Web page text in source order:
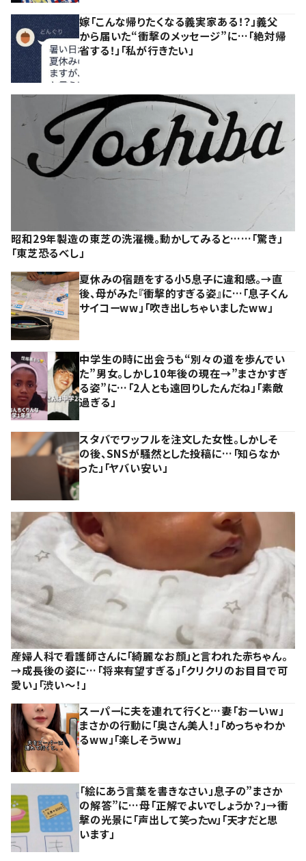
嫁「こんな帰りたくなる義実家ある！？」義父
から届いた“衝撃のメッセージ”に…「絶対帰
省する！」「私が行きたい」
昭和29年製造の東芝の洗濯機。動かしてみると……「驚き」
「東芝恐るべし」
夏休みの宿題をする小5息子に違和感。→直
後、母がみた『衝撃的すぎる姿』に…「息子くん
サイコーww」「吹き出しちゃいましたww」
中学生の時に出会うも“別々の道を歩んでい
た”男女。しかし10年後の現在→”まさかすぎ
る姿”に…「2人とも遠回りしたんだね」「素敵
過ぎる」
スタバでワッフルを注文した女性。しかしそ
の後、SNSが騒然とした投稿に…「知らなか
った」「ヤバい安い」
産婦人科で看護師さんに「綺麗なお顔」と言われた赤ちゃん。
→成長後の姿に…「将来有望すぎる」「クリクリのお目目で可
愛い」「渋い～！」
スーパーに夫を連れて行くと…妻「おーいw」
まさかの行動に「奥さん美人！」「めっちゃわか
るww」「楽しそうww」
「絵にあう言葉を書きなさい」息子の”まさか
の解答”に…母「正解でよいでしょうか？」→衝
撃の光景に「声出して笑ったｗ」「天才だと思
います」